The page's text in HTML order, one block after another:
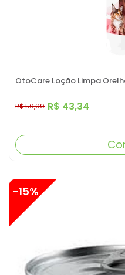
OtoCare Loção Limpa
R$ 43,34
R$ 50,99
-15%